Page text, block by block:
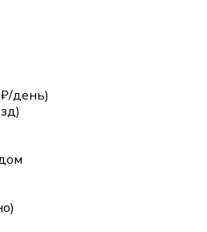
день)